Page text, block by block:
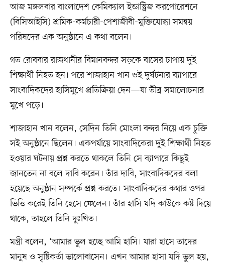
আজ মঙ্গলবার বাংলাদেশ কেমিক্যাল ইন্ডাস্ট্রিজ করপোরেশনে
(বিসিআইসি) শ্রমিক-কর্মচারী-পেশাজীবী-মুক্তিযোদ্ধা সমন্বয়
পরিষদের এক অনুষ্ঠানে এ কথা বলেন।
গত রোববার রাজধানীর বিমানবন্দর সড়কে বাসের চাপায় দুই
শিক্ষার্থী নিহত হন। পরে শাজাহান খান ওই দুর্ঘটনার ব্যাপারে
সাংবাদিকদের হাসিমুখে প্রতিক্রিয়া দেন—যা তীব্র সমালোচনার
মুখে পড়ে।
শাজাহান খান বলেন, সেদিন তিনি মোংলা বন্দর নিয়ে এক চুক্তি
সই অনুষ্ঠানে ছিলেন। একপর্যায়ে সাংবাদিকেরা দুই শিক্ষার্থী নিহত
হওয়ার ঘটনায় প্রশ্ন করতে থাকলে তিনি সে ব্যাপারে কিছুই
জানতেন না বলে দাবি করেন। তাঁর দাবি, সাংবাদিকদের বলা
হয়েছে অনুষ্ঠান সম্পর্কে প্রশ্ন করতে। সাংবাদিকদের কথার ওপর
ভিত্তি করেই তিনি হেসে ফেলেন। তাঁর হাসি যদি কাউকে কষ্ট দিয়ে
থাকে, তাহলে তিনি দুঃখিত।
মন্ত্রী বলেন, ‘আমার ভুল হচ্ছে আমি হাসি। যারা হাসে তাদের
মানুষ ও সৃষ্টিকর্তা ভালোবাসেন। এখন আমার হাসা যদি ভুল হয়,